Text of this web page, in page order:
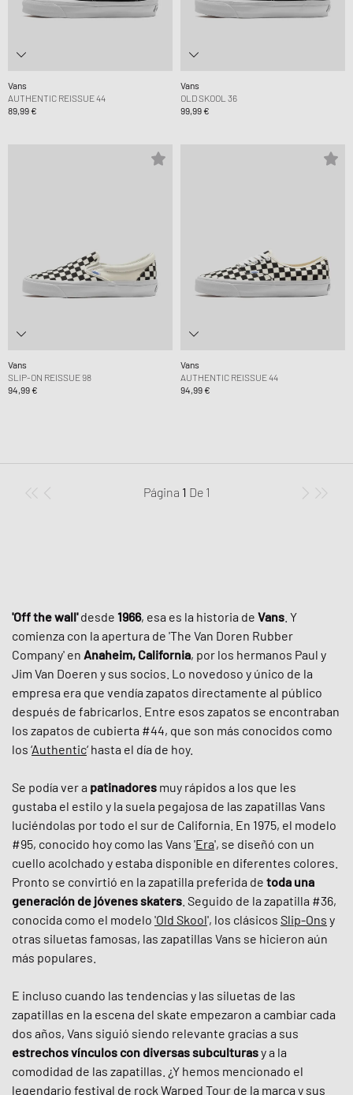
Vans
AUTHENTIC REISSUE 44
89,99 €
Vans
OLD SKOOL 36
99,99 €
Vans
SLIP-ON REISSUE 98
94,99 €
Vans
AUTHENTIC REISSUE 44
94,99 €
Página 1 De 1
'Off the wall'desde 1966, esa es la historia de Vans . Y
comienza con la apertura de 'The Van Doren Rubber
Company' en Anaheim, California, por los hermanos Paul y
Jim Van Doeren y sus socios. Lo novedoso y único de la
empresa era que vendía zapatos directamente al público
después de fabricarlos. Entre esos zapatos se encontraban
los zapatos de cubierta #44, que son más conocidos como
los ‘Authentic‘ hasta el día de hoy.
Se podía ver a patinadores muy rápidos a los que les
gustaba el estilo y la suela pegajosa de las zapatillas Vans
luciéndolas por todo el sur de California. En 1975, el modelo
#95, conocido hoy como las Vans 'Era', se diseñó con un
cuello acolchado y estaba disponible en diferentes colores.
Pronto se convirtió en la zapatilla preferida de toda una
generación de jóvenes skaters . Seguido de la zapatilla #36,
conocida como el modelo 'Old Skool', los clásicos Slip-Ons y
otras siluetas famosas, las zapatillas Vans se hicieron aún
más populares.
E incluso cuando las tendencias y las siluetas de las
zapatillas en la escena del skate empezaron a cambiar cada
dos años, Vans siguió siendo relevante gracias a sus
estrechos vínculos con diversas subculturasy a la
comodidad de las zapatillas. ¿Y hemos mencionado el
legendario festival de rock Warped Tour de la marca y sus